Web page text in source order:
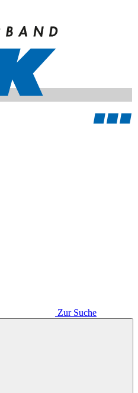
Zur Suche